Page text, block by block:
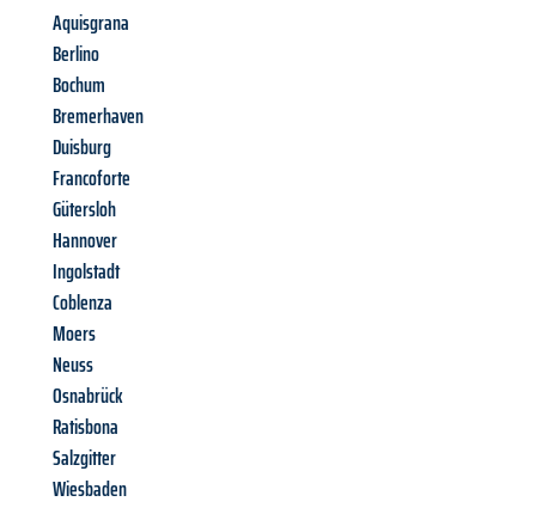
Aquisgrana
Berlino
Bochum
Bremerhaven
Duisburg
Francoforte
Gütersloh
Hannover
Ingolstadt
Coblenza
Moers
Neuss
Osnabrück
Ratisbona
Salzgitter
Wiesbaden